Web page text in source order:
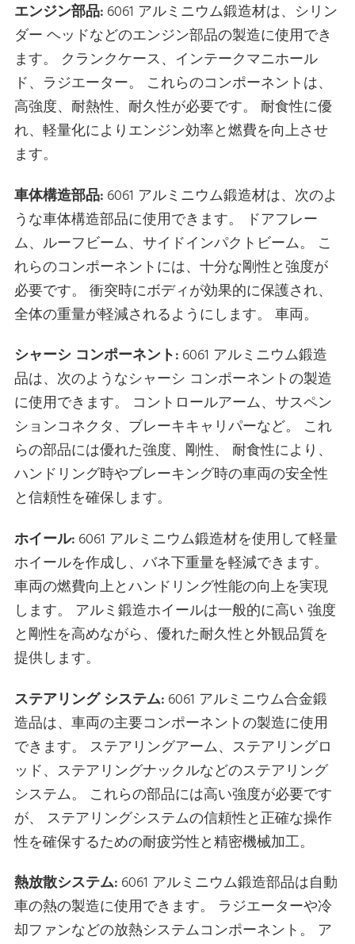
エンジン部品: 6061 アルミニウム鍛造材は、シリン
ダー ヘッドなどのエンジン部品の製造に使用でき
ます。 クランクケース、インテークマニホール
ド、ラジエーター。 これらのコンポーネントは、
高強度、耐熱性、耐久性が必要です。 耐食性に優
れ、軽量化によりエンジン効率と燃費を向上させ
ます。
車体構造部品: 6061 アルミニウム鍛造材は、次のよ
うな車体構造部品に使用できます。 ドアフレー
ム、ルーフビーム、サイドインパクトビーム。 こ
れらのコンポーネントには、十分な剛性と強度が
必要です。 衝突時にボディが効果的に保護され、
全体の重量が軽減されるようにします。 車両。
シャーシ コンポーネント:6061 アルミニウム鍛造
品は、次のようなシャーシ コンポーネントの製造
に使用できます。 コントロールアーム、サスペン
ションコネクタ、ブレーキキャリパーなど。 これ
らの部品には優れた強度、剛性、 耐食性により、
ハンドリング時やブレーキング時の車両の安全性
と信頼性を確保します。
ホイール: 6061 アルミニウム鍛造材を使用して軽量
ホイールを作成し、バネ下重量を軽減できます。
車両の燃費向上とハンドリング性能の向上を実現
します。 アルミ鍛造ホイールは一般的に高い 強度
と剛性を高めながら、優れた耐久性と外観品質を
提供します。
ステアリング システム:6061 アルミニウム合金鍛
造品は、車両の主要コンポーネントの製造に使用
できます。 ステアリングアーム、ステアリングロ
ッド、ステアリングナックルなどのステアリング
システム。 これらの部品には高い強度が必要です
が、 ステアリングシステムの信頼性と正確な操作
性を確保するための耐疲労性と精密機械加工。
熱放散システム:6061 アルミニウム鍛造部品は自動
車の熱の製造に使用できます。 ラジエーターや冷
却ファンなどの放熱システムコンポーネント。 ア